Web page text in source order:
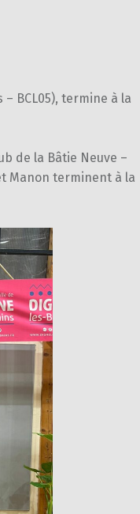
– BCL05), termine à la
de la Bâtie Neuve –
Manon terminent à la